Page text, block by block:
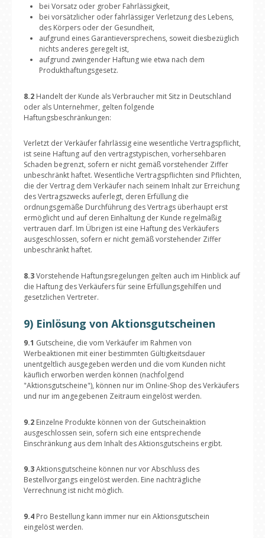
bei Vorsatz oder grober Fahrlässigkeit,
bei vorsätzlicher oder fahrlässiger Verletzung des Lebens,
des Körpers oder der Gesundheit,
aufgrund eines Garantieversprechens, soweit diesbezüglich
nichts anderes geregelt ist,
aufgrund zwingender Haftung wie etwa nach dem
Produkthaftungsgesetz.
8.2 Handelt der Kunde als Verbraucher mit Sitz in Deutschland
oder als Unternehmer, gelten folgende
Haftungsbeschränkungen:
Verletzt der Verkäufer fahrlässig eine wesentliche Vertragspflicht,
ist seine Haftung auf den vertragstypischen, vorhersehbaren
Schaden begrenzt, sofern er nicht gemäß vorstehender Ziffer
unbeschränkt haftet. Wesentliche Vertragspflichten sind Pflichten,
die der Vertrag dem Verkäufer nach seinem Inhalt zur Erreichung
des Vertragszwecks auferlegt, deren Erfüllung die
ordnungsgemäße Durchführung des Vertrags überhaupt erst
ermöglicht und auf deren Einhaltung der Kunde regelmäßig
vertrauen darf. Im Übrigen ist eine Haftung des Verkäufers
ausgeschlossen, sofern er nicht gemäß vorstehender Ziffer
unbeschränkt haftet.
8.3Vorstehende Haftungsregelungen gelten auch im Hinblick auf
die Haftung des Verkäufers für seine Erfüllungsgehilfen und
gesetzlichen Vertreter.
9) Einlösung von Aktionsgutscheinen
9.1 Gutscheine, die vom Verkäufer im Rahmen von
Werbeaktionen mit einer bestimmten Gültigkeitsdauer
unentgeltlich ausgegeben werden und die vom Kunden nicht
käuflich erworben werden können (nachfolgend
"Aktionsgutscheine"), können nur im Online-Shop des Verkäufers
und nur im angegebenen Zeitraum eingelöst werden.
9.2 Einzelne Produkte können von der Gutscheinaktion
ausgeschlossen sein, sofern sich eine entsprechende
Einschränkung aus dem Inhalt des Aktionsgutscheins ergibt.
9.3Aktionsgutscheine können nur vor Abschluss des
Bestellvorgangs eingelöst werden. Eine nachträgliche
Verrechnung ist nicht möglich.
9.4 Pro Bestellung kann immer nur ein Aktionsgutschein
eingelöst werden.